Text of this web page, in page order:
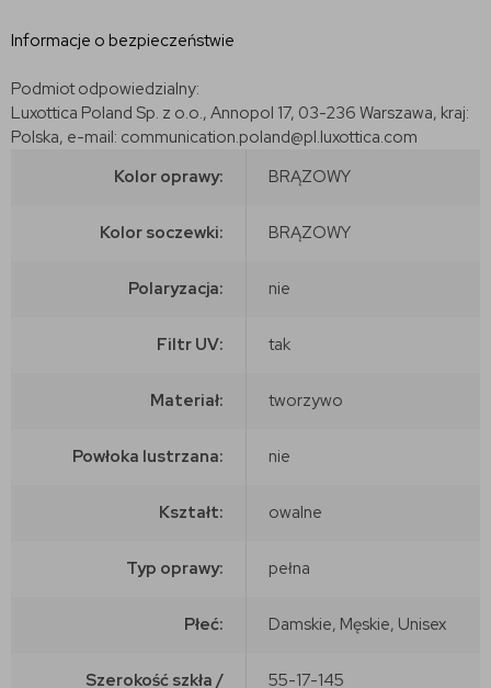
Informacje o bezpieczeństwie
Podmiot odpowiedzialny:
Luxottica Poland Sp. z o.o., Annopol 17, 03-236 Warszawa, kraj:
Polska, e-mail: communication.poland@pl.luxottica.com
Kolor oprawy:
BRĄZOWY
Kolor soczewki: BRĄZOWY
Polaryzacja: nie
Filtr UV: tak
Materiał: tworzywo
Powłoka lustrzana: nie
Kształt: owalne
Typ oprawy: pełna
Płeć: Damskie, Męskie, Unisex
Szerokość szkła /
55-17-145